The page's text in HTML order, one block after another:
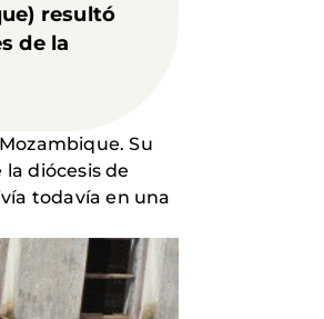
resultó
de la
Su
diócesis de
todavía en una